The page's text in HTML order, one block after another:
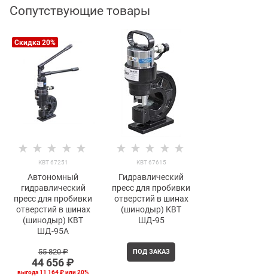
Сопутствующие товары
Скидка 20%
КВТ 67251
Автономный
гидравлический
пресс для пробивки
отверстий в шинах
(шинодыр) КВТ
ШД-95А
55 820 ₽
44 656 ₽
выгода11 164 ₽или20%
КВТ 67615
Гидравлический
пресс для пробивки
отверстий в шинах
(шинодыр) КВТ
ШД-95
ПОД ЗАКАЗ